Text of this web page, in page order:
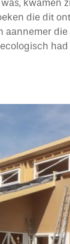
kwamen
die dit
aannemer